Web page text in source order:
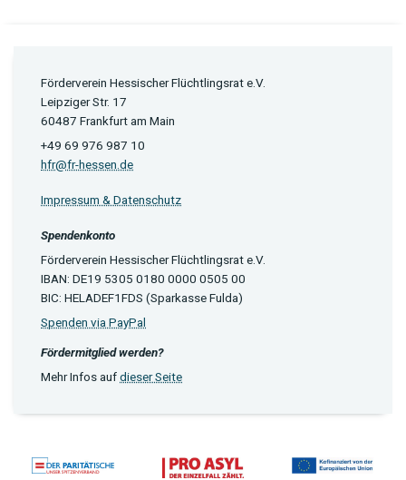
Förderverein Hessischer Flüchtlingsrat e.V.
Leipziger Str. 17
60487 Frankfurt am Main
+49 69 976 987 10
hfr@fr-hessen.de
Impressum & Datenschutz
Spendenkonto
Förderverein Hessischer Flüchtlingsrat e.V.
IBAN: DE19 5305 0180 0000 0505 00
BIC: HELADEF1FDS (Sparkasse Fulda)
Spenden via PayPal
Fördermitglied werden?
Mehr Infos aufdieser Seite